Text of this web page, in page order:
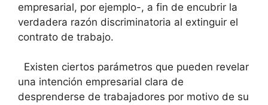
empresarial, por ejemplo-, a fin de encubrir la
verdadera razón discriminatoria al extinguir el
contrato de trabajo.
Existen ciertos parámetros que pueden revelar
una intención empresarial clara de
desprenderse de trabajadores por motivo de su